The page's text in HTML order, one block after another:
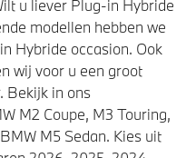
u liever Plug-in Hybride
modellen hebben we
Hybride occasion. Ook
wij voor u een groot
Bekijk in ons
M2 Coupe, M3 Touring,
M5 Sedan. Kies uit